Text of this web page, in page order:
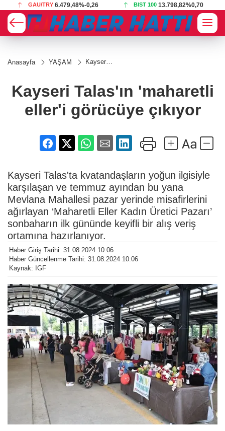
BIST 100 13.798,82 USD 47,5849%0,05
Anasayfa YAŞAM
Kayseri
eller'i
görücüye
Kayseri Talas'ın 'maharetli
eller'i görücüye çıkıyor
Kayseri Talas'ta kvatandaşların yoğun ilgisiyle
karşılaşan ve temmuz ayından bu yana
Mevlana Mahallesi pazar yerinde misafirlerini
ağırlayan ‘Maharetli Eller Kadın Üretici Pazarı’
sonbaharın ilk gününde keyifli bir alış veriş
ortamına hazırlanıyor.
Haber Giriş Tarihi: 31.08.2024 10:06
Haber Güncellenme Tarihi: 31.08.2024 10:06
Kaynak: IGF